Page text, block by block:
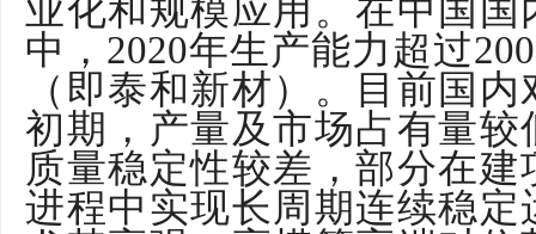
业化和规模应用。在中国
中， 2020年生产能力超过
（即泰和新材）。目前国
初期，产量及市场占有量
质量稳定性较差，部分在
进程中实现长周期连续稳